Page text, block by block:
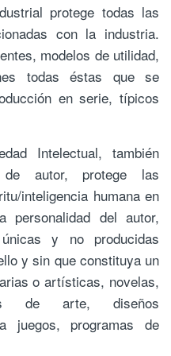
protege todas las
con la industria.
modelos de utilidad,
todas éstas que se
en serie, típicos
Intelectual, también
de autor, protege las
inteligencia humana en
personalidad del autor,
y no producidas
y sin que constituya un
o artísticas, novelas,
de arte, diseños
juegos, programas de